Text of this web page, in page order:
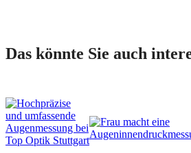
Das könnte Sie auch